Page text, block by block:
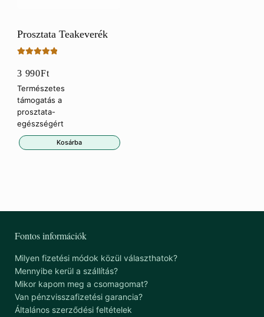
Prosztata Teakeverék
5.00/ 5
3 990Ft
Természetes
támogatás a
prosztata-
egészségért
Kosárba
Fontos információk
Milyen fizetési módok közül választhatok?
Mennyibe kerül a szállítás?
Mikor kapom meg a csomagomat?
Van pénzvisszafizetési garancia?
Általános szerződési feltételek